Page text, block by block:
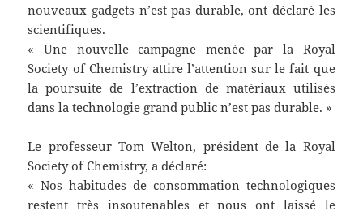
nouveaux gadgets n’est pas durable, ont déclaré les
scientifiques.
« Une nouvelle campagne menée par la Royal
Society of Chemistry attire l’attention sur le fait que
la poursuite de l’extraction de matériaux utilisés
dans la technologie grand public n’est pas durable. »
Le professeur Tom Welton, président de la Royal
Society of Chemistry, a déclaré:
« Nos habitudes de consommation technologiques
restent très insoutenables et nous ont laissé le